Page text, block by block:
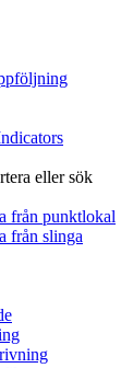
eller sök
från punktlokal
från slinga